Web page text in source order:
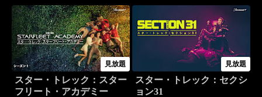
見放題
スター・トレック：スター
フリート・アカデミー
見放題
スター・トレック：セクシ
ョン31